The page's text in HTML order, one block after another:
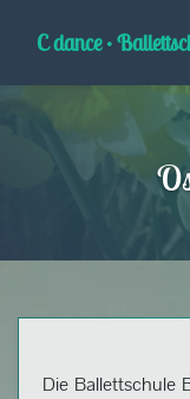
C dance •
Die Ballettschule